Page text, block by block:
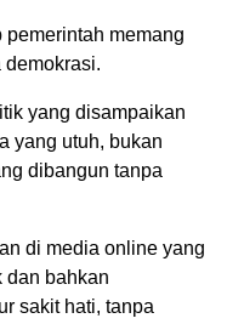
memang
yang disampaikan
yang utuh, bukan
dibangun tanpa
di media online yang
dan bahkan
sakit hati, tanpa